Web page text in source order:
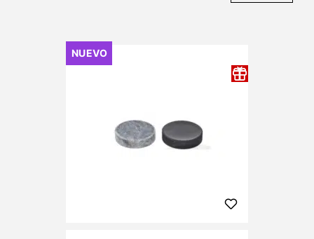
NUEVO
New